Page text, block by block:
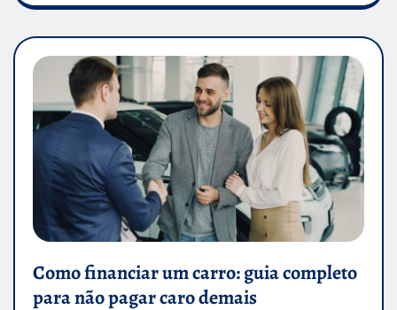
Como financiar um carro: guia completo
para não pagar caro demais